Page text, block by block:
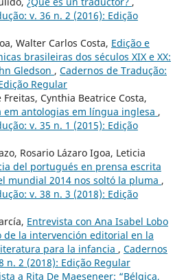
v. 36 n. 2 (2016): Edição
Walter Carlos Costa, Edição e
brasileiras dos séculos XIX e XX:
Gledson , Cadernos de Tradução:
Regular
Cynthia Beatrice Costa,
em antologias em língua inglesa ,
v. 35 n. 1 (2015): Edição
Rosario Lázaro Igoa, Leticia
del portugués en prensa escrita
mundial 2014 nos soltó la pluma ,
v. 38 n. 3 (2018): Edição
Entrevista con Ana Isabel Lobo
de la intervención editorial en la
para la infancia , Cadernos
n. 2 (2018): Edição Regular
a Rita De Maeseneer: “Bélgica,